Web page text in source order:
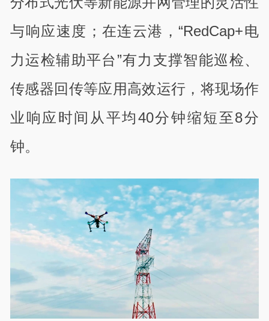
与响应速度；在连云港，“RedCap+电
力运检辅助平台”有力支撑智能巡检、
传感器回传等应用高效运行，将现场作
业响应时间从平均40分钟缩短至8分
钟。